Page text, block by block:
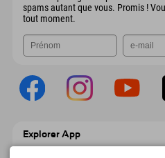
spams autant que vous. Promis !
tout moment.
Explorer App